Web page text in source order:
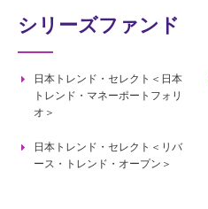
シリーズファンド
日本トレンド・セレクト＜日本
トレンド・マネーポートフォリ
オ＞
日本トレンド・セレクト＜リバ
ース・トレンド・オープン＞